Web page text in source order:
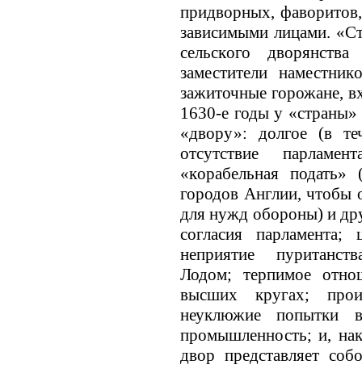
придворных,
зависимыми лицами.
сельскoго
заместители
зажиточные горожане,
1630-е годы у «страны»
«двору»: долгое (в
отсутствие
«кoрабельная
городов Англии, чтобы
для нужд обороны) и
согласия
неприятие
Лодом; терпимое
высших кругах;
неуклюжие попытки
промышленность; и,
двор представляет